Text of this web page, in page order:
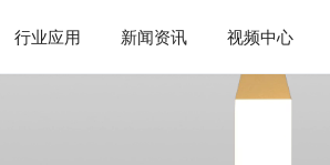
行业应用 新闻资讯 视频中心